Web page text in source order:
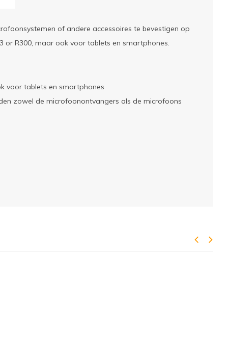
of andere accessoires te bevestigen op
or R300, maar ook voor tablets en smartphones.
voor tablets en smartphones
zowel de microfoonontvangers als de microfoons